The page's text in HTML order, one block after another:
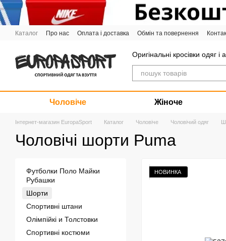
Перейти до основного контенту
Каталог Про нас Оплата і доставка Обмін та повернення
Оригінальні кросівки одяг і
Чоловіче Жіноче
Інтернет-магазин EuropaSport Каталог Чоловіче Чоловічий одяг
Чоловічі шорти Puma
НОВИНКА
Футболки Поло Майки
Рубашки
Шорти
Спортивні штани
Олімпійкі и Толстовки
Спортивні костюми